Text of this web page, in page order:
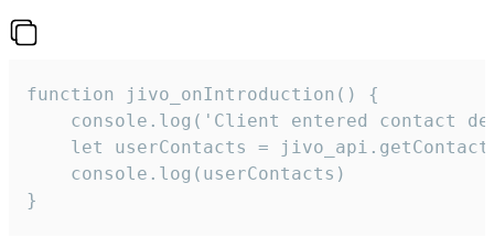
function jivo_onIntroduction() {
console.log('Client entered contact
let userContacts =
    console.log(userContacts)
}